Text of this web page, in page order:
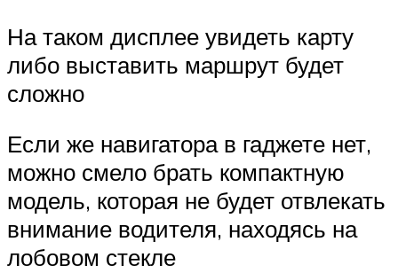
На таком дисплее увидеть карту
либо выставить маршрут будет
сложно
Если же навигатора в гаджете нет,
можно смело брать компактную
модель, которая не будет отвлекать
внимание водителя, находясь на
лобовом стекле